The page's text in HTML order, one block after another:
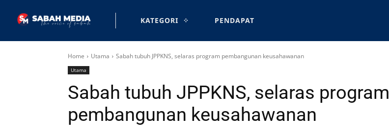
KATEGORI PENDAPAT
Home Utama Sabah tubuh JPPKNS, selaras program pembangunan keusahawanan
Utama
Sabah tubuh JPPKNS, selaras program
pembangunan keusahawanan